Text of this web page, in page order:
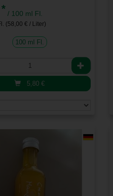
/ 100 ml Fl.
(58,00 € / Liter)
100 ml Fl.
5,80€